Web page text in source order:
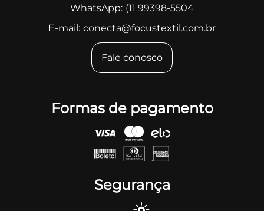
WhatsApp: (11 99398-5504
E-mail: conecta@focustextil.com.br
Fale conosco
Formas de pagamento
Segurança